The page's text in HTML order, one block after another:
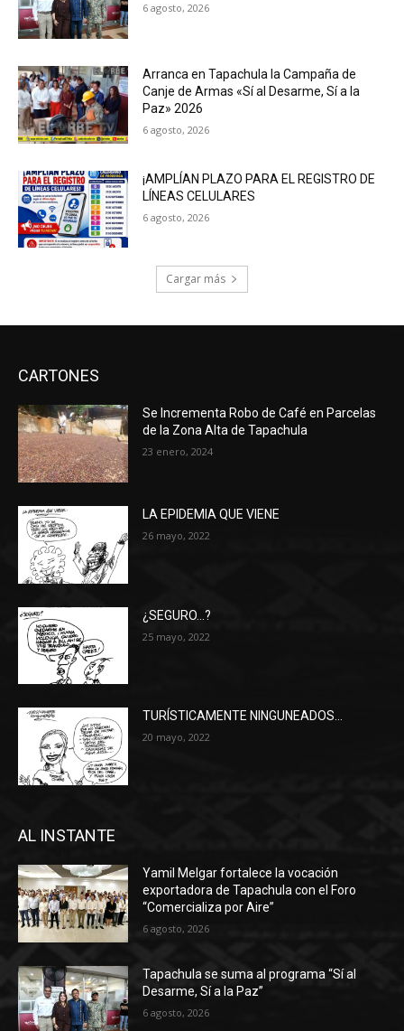
6 agosto, 2026
Arranca en Tapachula la Campaña de
Canje de Armas «Sí al Desarme, Sí a la
Paz» 2026
6 agosto, 2026
¡AMPLÍAN PLAZO PARA EL REGISTRO DE
LÍNEAS CELULARES
6 agosto, 2026
Cargar más
CARTONES
Se Incrementa Robo de Café en Parcelas
de la Zona Alta de Tapachula
23 enero, 2024
LA EPIDEMIA QUE VIENE
26 mayo, 2022
¿SEGURO…?
25 mayo, 2022
TURÍSTICAMENTE NINGUNEADOS…
20 mayo, 2022
AL INSTANTE
Yamil Melgar fortalece la vocación
exportadora de Tapachula con el Foro
“Comercializa por Aire”
6 agosto, 2026
Tapachula se suma al programa “Sí al
Desarme, Sí a la Paz”
6 agosto, 2026